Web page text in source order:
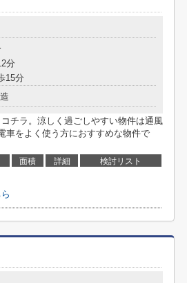
分
15分
チラ。涼しく過ごしやすい物件は通風
車をよく使う方におすすめな物件で
面積 詳細 検討リスト